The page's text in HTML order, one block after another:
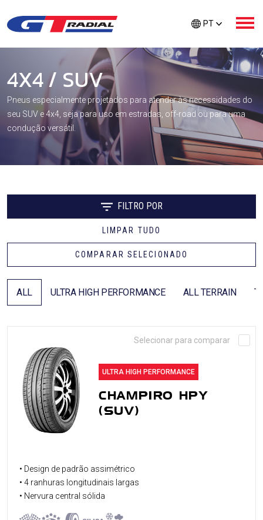
QUEM SOMOS
PRODUTOS
CUIDADOS GTR
PROTEÇÃO EXTRA
LOCALIZADOR DE PNEUS
LOCALIZADOR DE REVENDEDOR
PT
4X4 / SUV
Pneus especialmente projetados para atender às necessidades do
seu SUV e 4x4, seja para uso em estradas, off-road ou para uma
condução versátil.
FILTRO POR
LIMPAR TUDO
COMPARAR SELECIONADO
ALL ULTRA HIGH PERFORMANCE ALL TERRAIN
Selecionar para comparar
ULTRA HIGH PERFORMANCE
CHAMPIRO HPY
(SUV)
• Design de padrão assimétrico
• 4 ranhuras longitudinais largas
• Nervura central sólida